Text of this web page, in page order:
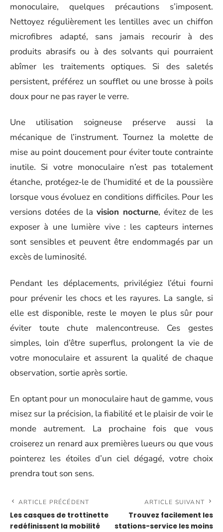
monoculaire, quelques précautions s’imposent.
Nettoyez régulièrement les lentilles avec un chiffon
microfibres adapté, sans jamais recourir à des
produits abrasifs ou à des solvants qui pourraient
abîmer les traitements optiques. Si des saletés
persistent, préférez un soufflet ou une brosse à poils
doux pour ne pas rayer le verre.
Une utilisation soigneuse préserve aussi la
mécanique de l’instrument. Tournez la molette de
mise au point doucement pour éviter toute contrainte
inutile. Si votre monoculaire n’est pas totalement
étanche, protégez-le de l’humidité et de la poussière
lorsque vous évoluez en conditions difficiles. Pour les
versions dotées de la vision nocturne, évitez de les
exposer à une lumière vive : les capteurs internes
sont sensibles et peuvent être endommagés par un
excès de luminosité.
Pendant les déplacements, privilégiez l’étui fourni
pour prévenir les chocs et les rayures. La sangle, si
elle est disponible, reste le moyen le plus sûr pour
éviter toute chute malencontreuse. Ces gestes
simples, loin d’être superflus, prolongent la vie de
votre monoculaire et assurent la qualité de chaque
observation, sortie après sortie.
En optant pour un monoculaire haut de gamme, vous
misez sur la précision, la fiabilité et le plaisir de voir le
monde autrement. La prochaine fois que vous
croiserez un renard aux premières lueurs ou que vous
pointerez les étoiles d’un ciel dégagé, votre choix
prendra tout son sens.
ARTICLE PRÉCÉDENT
Les casques de trottinette
redéfinissent la mobilité
ARTICLE SUIVANT
Trouvez facilement les
stations-service les moins